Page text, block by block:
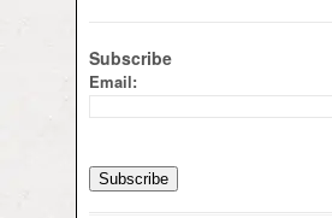
Subscribe
Email: